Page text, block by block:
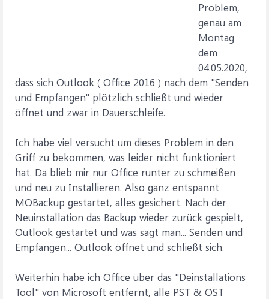
Problem,
genau am
Montag
dem
04.05.2020,
dass sich Outlook ( Office 2016 ) nach dem "Senden
und Empfangen" plötzlich schließt und wieder
öffnet und zwar in Dauerschleife.
Ich habe viel versucht um dieses Problem in den
Griff zu bekommen, was leider nicht funktioniert
hat. Da blieb mir nur Office runter zu schmeißen
und neu zu Installieren. Also ganz entspannt
MOBackup gestartet, alles gesichert. Nach der
Neuinstallation das Backup wieder zurück gespielt,
Outlook gestartet und was sagt man... Senden und
Empfangen... Outlook öffnet und schließt sich.
Weiterhin habe ich Office über das "Deinstallations
Tool" von Microsoft entfernt, alle PST & OST